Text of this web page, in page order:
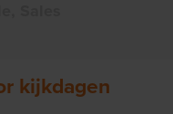
kijkdagen